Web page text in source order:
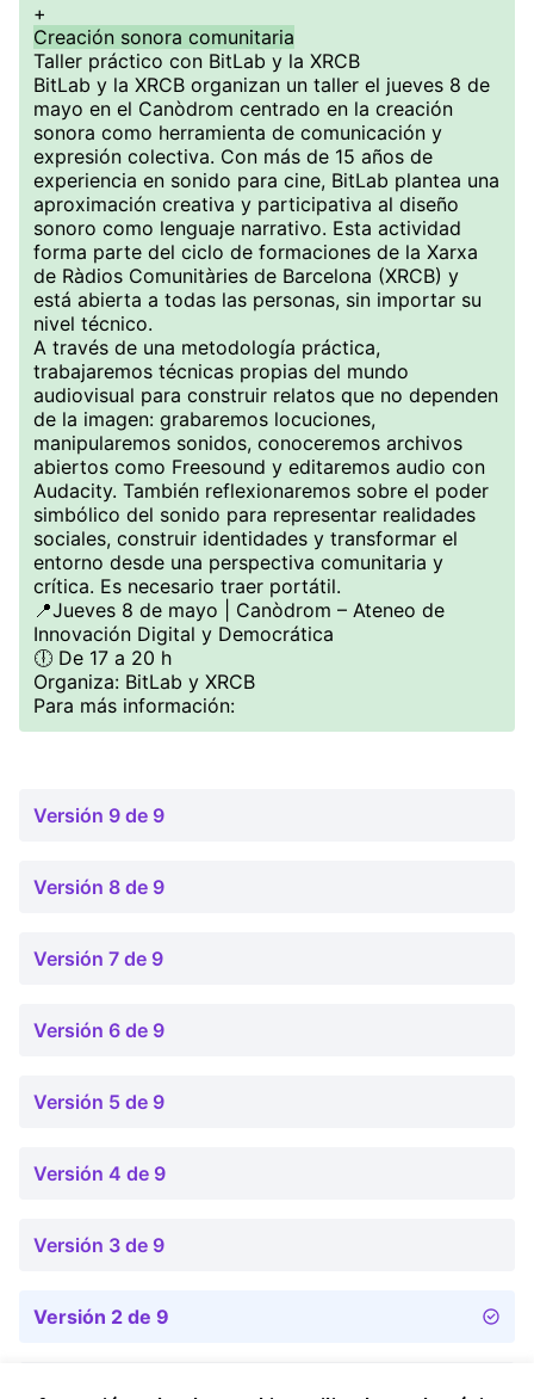
+
Creación sonora comunitaria
Taller práctico con BitLab y la XRCB
BitLab y la XRCB organizan un taller el jueves 8 de
mayo en el Canòdrom centrado en la creación
sonora como herramienta de comunicación y
expresión colectiva. Con más de 15 años de
experiencia en sonido para cine, BitLab plantea una
aproximación creativa y participativa al diseño
sonoro como lenguaje narrativo. Esta actividad
forma parte del ciclo de formaciones de la Xarxa
de Ràdios Comunitàries de Barcelona (XRCB) y
está abierta a todas las personas, sin importar su
nivel técnico.
A través de una metodología práctica,
trabajaremos técnicas propias del mundo
audiovisual para construir relatos que no dependen
de la imagen: grabaremos locuciones,
manipularemos sonidos, conoceremos archivos
abiertos como Freesound y editaremos audio con
Audacity. También reflexionaremos sobre el poder
simbólico del sonido para representar realidades
sociales, construir identidades y transformar el
entorno desde una perspectiva comunitaria y
crítica. Es necesario traer portátil.
📍Jueves 8 de mayo | Canòdrom – Ateneo de
Innovación Digital y Democrática
🕕 De 17 a 20 h
Organiza: BitLab y XRCB
Para más información:
Versión 9 de 9
Versión 8 de 9
Versión 7 de 9
Versión 6 de 9
Versión 5 de 9
Versión 4 de 9
Versión 3 de 9
Versión 2 de 9